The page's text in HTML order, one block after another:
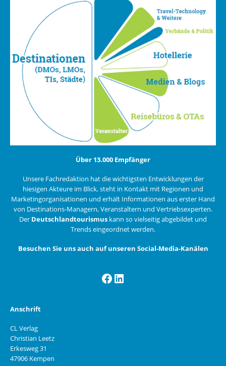
Über 13.000 Empfänger
Unsere Fachredaktion hat die wichtigsten Entwicklungen der
hiesigen Akteure im Blick, steht in Kontakt mit Regionen und
Marketingorganisationen und erhält Informationen aus erster Hand
von Destinations-Managern, Veranstaltern und Vertriebsexperten.
Der Deutschlandtourismus kann so vielseitig abgebildet und
Trends eingeordnet werden.
Besuchen Sie uns auch auf unseren Social-Media-Kanälen
Facebook
LinkedIn
Anschrift
CL Verlag
Christian Leetz
Erkesweg 31
47906 Kempen